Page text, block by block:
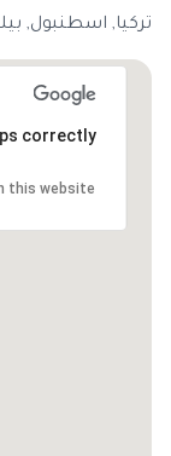
تركيا, اسطنبول,
correctly.
this website?